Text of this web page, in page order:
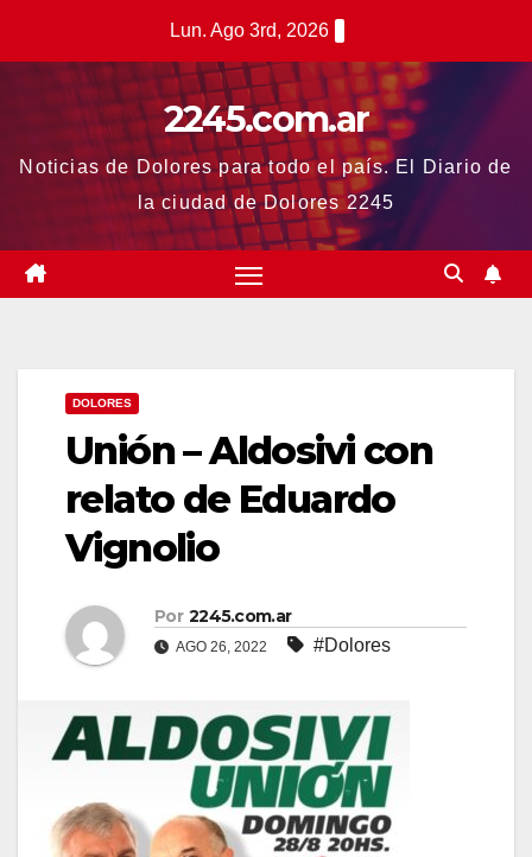
Lun. Ago 3rd, 2026
2245.com.ar
Noticias de Dolores para todo el país. El Diario de
la ciudad de Dolores 2245
DOLORES
Unión – Aldosivi con
relato de Eduardo
Vignolio
Por 2245.com.ar
AGO 26, 2022 #Dolores